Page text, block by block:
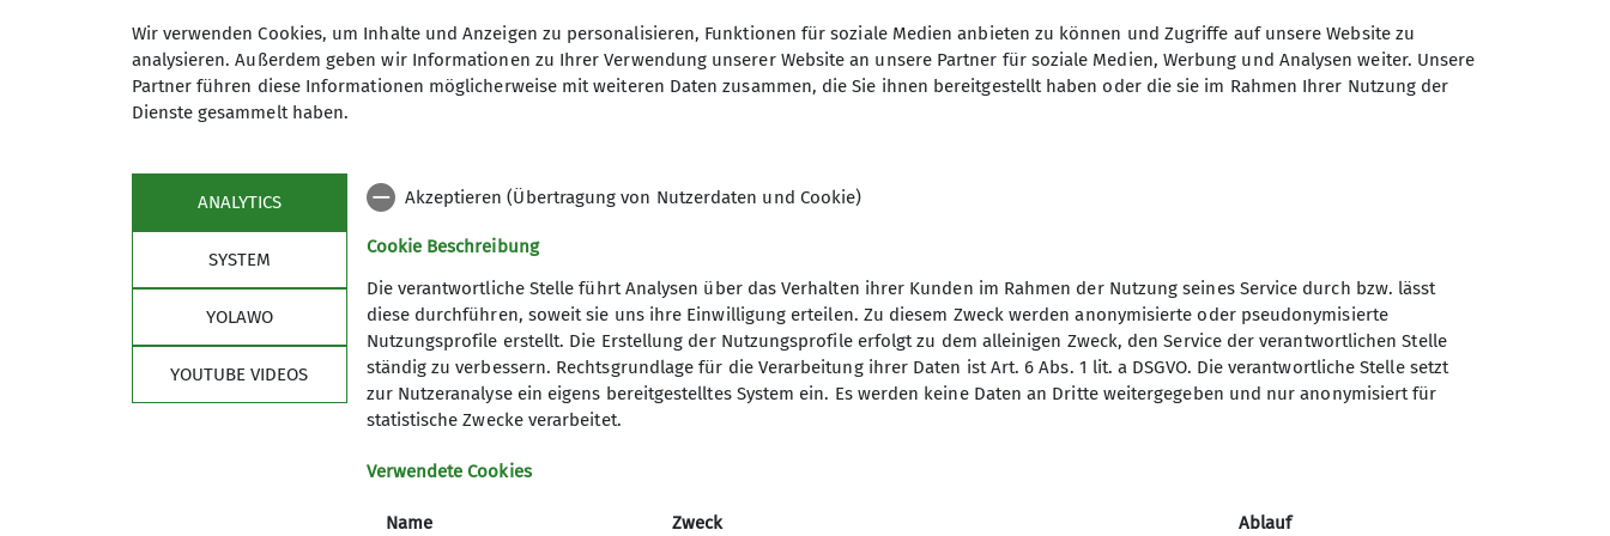
Sektion
Mitglied werden
FAQ
Aktuelles
Programm
Berichte
Sektion Biberach des
Deutschen Alpenvereins
(DAV) e. V.
Ehinger-Tor-Platz 3
Wir verwenden Cookies, um Inhalte und Anzeigen zu personalisieren, Funktionen für soziale Medien anbieten zu können und Zugriffe auf unsere Website zu
analysieren. Außerdem geben wir Informationen zu Ihrer Verwendung unserer Website an unsere Partner für soziale Medien, Werbung und Analysen weiter. Unsere
Partner führen diese Informationen möglicherweise mit weiteren Daten zusammen, die Sie ihnen bereitgestellt haben oder die sie im Rahmen Ihrer Nutzung der
Dienste gesammelt haben.
ANALYTICS
SYSTEM
YOLAWO
YOUTUBE VIDEOS
Akzeptieren (Übertragung von Nutzerdaten und Cookie)
Cookie Beschreibung
Die verantwortliche Stelle führt Analysen über das Verhalten ihrer Kunden im Rahmen der Nutzung seines Service durch bzw. lässt
diese durchführen, soweit sie uns ihre Einwilligung erteilen. Zu diesem Zweck werden anonymisierte oder pseudonymisierte
Nutzungsprofile erstellt. Die Erstellung der Nutzungsprofile erfolgt zu dem alleinigen Zweck, den Service der verantwortlichen Stelle
ständig zu verbessern. Rechtsgrundlage für die Verarbeitung ihrer Daten ist Art. 6 Abs. 1 lit. a DSGVO. Die verantwortliche Stelle setzt
zur Nutzeranalyse ein eigens bereitgestelltes System ein. Es werden keine Daten an Dritte weitergegeben und nur anonymisiert für
statistische Zwecke verarbeitet.
Verwendete Cookies
Name Zweck Ablauf